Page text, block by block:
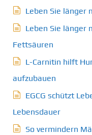
Leben Sie länger
Leben Sie länger
Fettsäuren
L-Carnitin hilft
aufzubauen
EGCG schützt
Lebensdauer
So vermindern